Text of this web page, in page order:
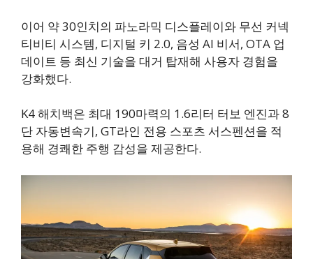
이어 약 30인치의 파노라믹 디스플레이와 무선 커넥
티비티 시스템, 디지털 키 2.0, 음성 AI 비서, OTA 업
데이트 등 최신 기술을 대거 탑재해 사용자 경험을
강화했다.
K4 해치백은 최대 190마력의 1.6리터 터보 엔진과 8
단 자동변속기, GT라인 전용 스포츠 서스펜션을 적
용해 경쾌한 주행 감성을 제공한다.